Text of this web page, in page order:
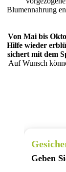
Blumennahrung
Von Mai bis
Hilfe wieder
sichert mit dem
Auf Wunsch